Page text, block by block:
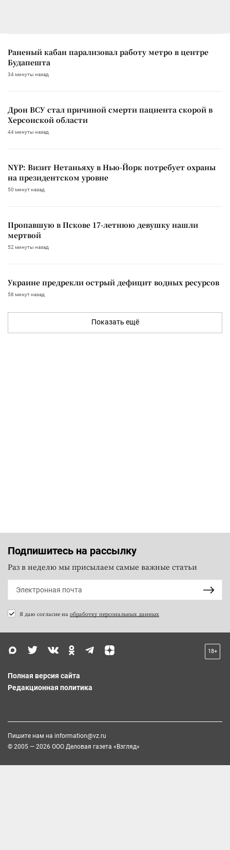
Раненый кабан парализовал работу метро в центре
Будапешта
34 минуты назад
Дрон ВСУ стал причиной смерти пациента скорой в
Херсонской области
44 минуты назад
NYP: Визит Нетаньяху в Нью-Йорк потребует охраны
на президентском уровне
50 минут назад
Пропавшую в Пскове 17-летнюю девушку нашли
мертвой
52 минуты назад
Украине предрекли острый дефицит водных ресурсов
58 минут назад
Показать ещё
Подпишитесь на рассылку
Раз в неделю мы присылаем самые важные статьи
Я даю согласие на обработку персональных данных
18+
Полная версия сайта
Редакционная политика
Пишите нам на information@vz.ru
© 2005 — 2026 ООО Деловая газета «Взгляд»